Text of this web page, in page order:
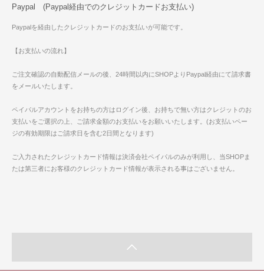
Paypal (Paypal経由でのクレジットカードお支払い)
Paypalを経由したクレジットカードのお支払いが可能です。
【お支払いの流れ】
ご注文確認の自動配信メールの後、24時間以内にSHOPよりPaypal経由にて請求書
をメールいたします。
ペイパルアカウントをお持ちの方はログイン後、お持ちで無い方はクレジットのお
支払いをご選択の上、ご請求金額のお支払いをお願いいたします。(お支払いペー
ジの有効期限はご請求日を含む2日間となります)
ご入力されたクレジットカード情報は決済会社ペイパルのみが利用し、当SHOPま
たは第三者にお客様のクレジットカード情報が表示される事はございません。